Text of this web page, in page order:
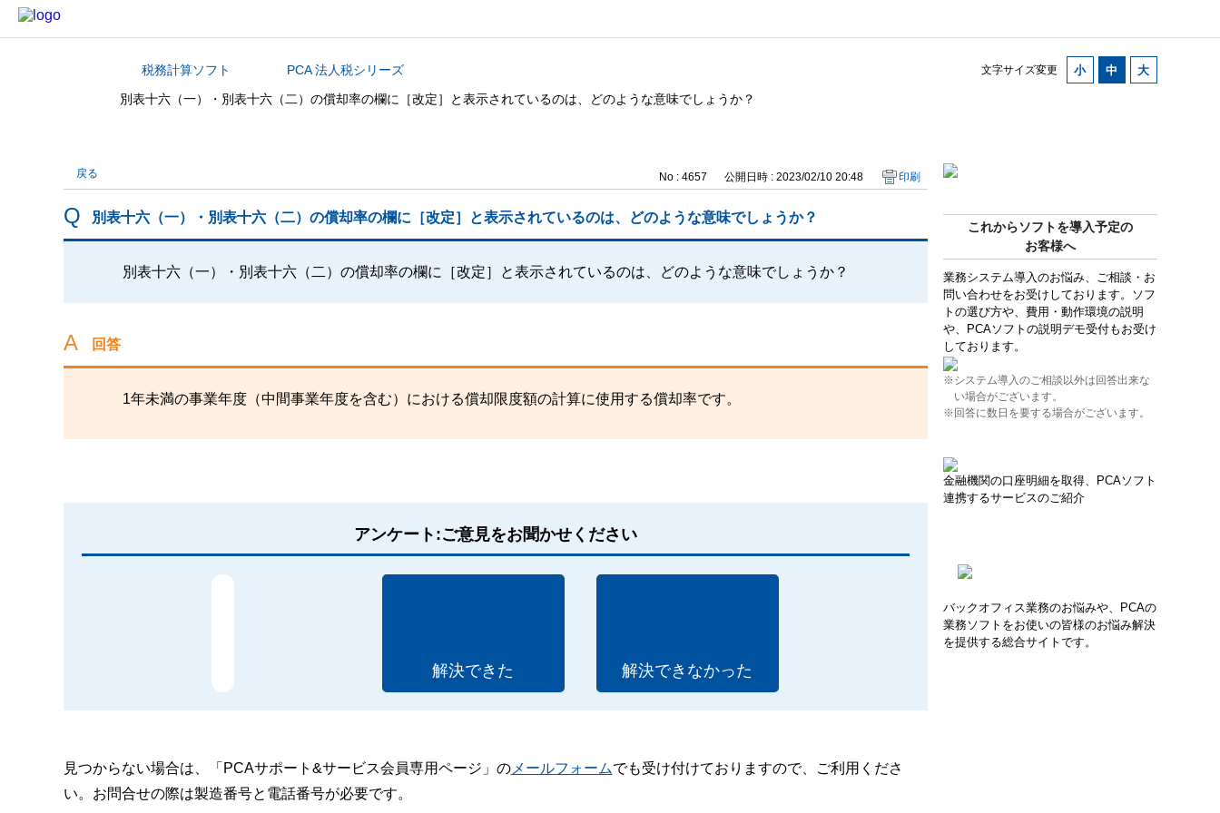
文字サイズ変更
カテゴリから探す税務計算ソフト
PCA 法人税シリーズ
別表十六（一）・別表十六（二）の償却率の欄に［改定］と表示されているのは、どのような意味でしょうか？
これからソフトを導入予定の
お客様へ
業務システム導入のお悩み、ご相談・お
問い合わせをお受けしております。ソフ
トの選び方や、費用・動作環境の説明
や、PCAソフトの説明デモ受付もお受け
しております。
※システム導入のご相談以外は回答出来な
い場合がございます。
※回答に数日を要する場合がございます。
金融機関の口座明細を取得、PCAソフト
連携するサービスのご紹介
バックオフィス業務のお悩みや、PCAの
業務ソフトをお使いの皆様のお悩み解決
を提供する総合サイトです。
戻る No : 4657 公開日時 : 2023/02/10 20:48 印刷
別表十六（一）・別表十六（二）の償却率の欄に［改定］と表示されているのは、どのような意味でしょうか？
別表十六（一）・別表十六（二）の償却率の欄に［改定］と表示されているのは、どのような意味でしょうか？
回答
1年未満の事業年度（中間事業年度を含む）における償却限度額の計算に使用する償却率です。
アンケート:ご意見をお聞かせください
解決できた 解決できなかった
見つからない場合は、「PCAサポート&サービス会員専用ページ」のメールフォームでも受け付けておりますので、ご利用くださ
い。お問合せの際は製造番号と電話番号が必要です。